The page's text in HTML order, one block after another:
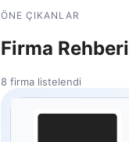
ÖNE ÇIKANLAR
Firma Rehberi
8 firma listelendi